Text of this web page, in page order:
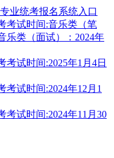
业统考报名系统入口
考试时间:音乐类（笔
乐类（面试）：2024年
考试时间:2025年1月4日
考试时间:2024年12月1
考试时间:2024年11月30